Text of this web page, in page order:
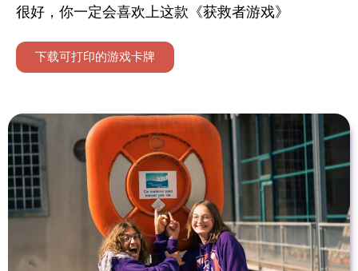
很好，你一定会喜欢上这款《获救者游戏》
下载可打印的游戏卡牌